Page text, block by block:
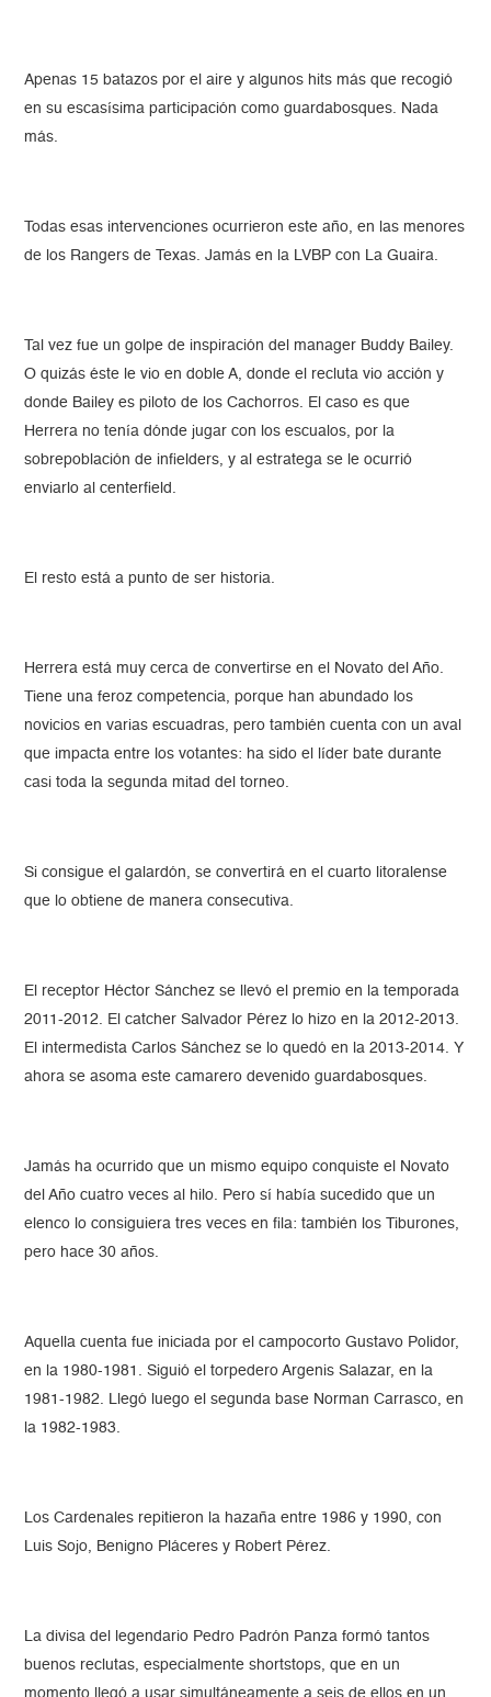
Apenas 15 batazos por el aire y algunos hits más que recogió
en su escasísima participación como guardabosques. Nada
más.
Todas esas intervenciones ocurrieron este año, en las menores
de los Rangers de Texas. Jamás en la LVBP con La Guaira.
Tal vez fue un golpe de inspiración del manager Buddy Bailey.
O quizás éste le vio en doble A, donde el recluta vio acción y
donde Bailey es piloto de los Cachorros. El caso es que
Herrera no tenía dónde jugar con los escualos, por la
sobrepoblación de infielders, y al estratega se le ocurrió
enviarlo al centerfield.
El resto está a punto de ser historia.
Herrera está muy cerca de convertirse en el Novato del Año.
Tiene una feroz competencia, porque han abundado los
novicios en varias escuadras, pero también cuenta con un aval
que impacta entre los votantes: ha sido el líder bate durante
casi toda la segunda mitad del torneo.
Si consigue el galardón, se convertirá en el cuarto litoralense
que lo obtiene de manera consecutiva.
El receptor Héctor Sánchez se llevó el premio en la temporada
2011-2012. El catcher Salvador Pérez lo hizo en la 2012-2013.
El intermedista Carlos Sánchez se lo quedó en la 2013-2014. Y
ahora se asoma este camarero devenido guardabosques.
Jamás ha ocurrido que un mismo equipo conquiste el Novato
del Año cuatro veces al hilo. Pero sí había sucedido que un
elenco lo consiguiera tres veces en fila: también los Tiburones,
pero hace 30 años.
Aquella cuenta fue iniciada por el campocorto Gustavo Polidor,
en la 1980-1981. Siguió el torpedero Argenis Salazar, en la
1981-1982. Llegó luego el segunda base Norman Carrasco, en
la 1982-1983.
Los Cardenales repitieron la hazaña entre 1986 y 1990, con
Luis Sojo, Benigno Pláceres y Robert Pérez.
La divisa del legendario Pedro Padrón Panza formó tantos
buenos reclutas, especialmente shortstops, que en un